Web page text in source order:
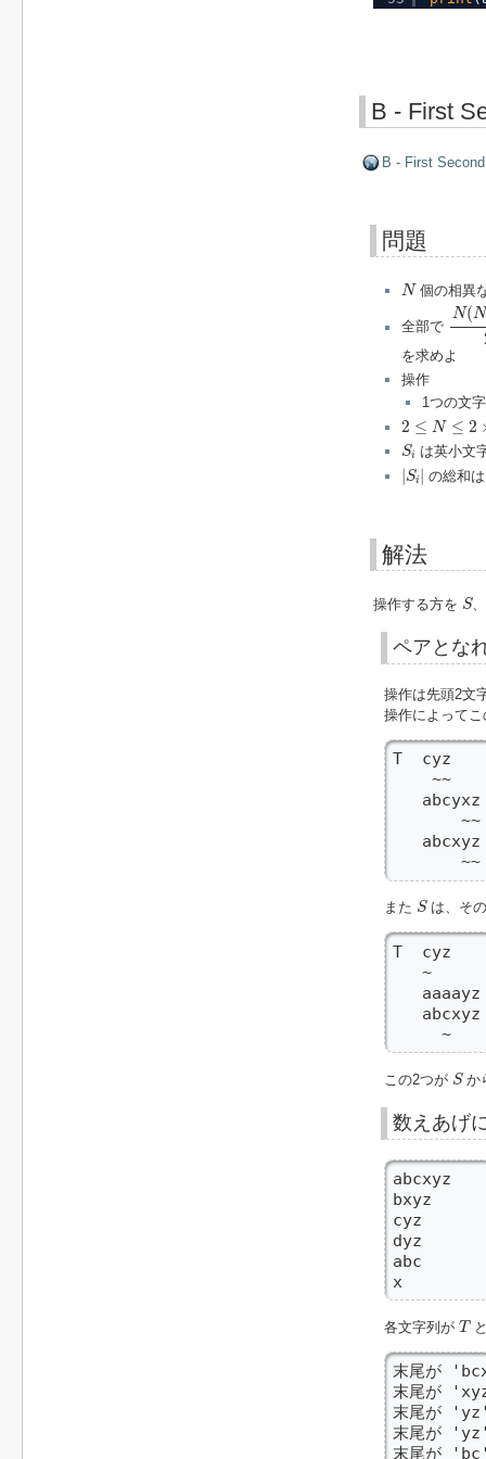
B - First
B - First Second
問題
N
N 個の相異
全部で
N(N
N(N
を求めよ
操作
1つの文
2 ≤ N ≤ 2
2 ≤2 105
Si
Si は英小文
|Si |
| Si | の総和
解法
操作する方を S
S
ペアとな
操作は先頭2文
操作によって
T  cyz
    ~~
abcyxz
       ~~
abcxyz
       ~~
また S
Sは、そ
T  cyz
   ~
aaaayz
abcxyz
     ~
この2つが S
Sか
数えあげ
abcxyz
bxyz
cyz
dyz
abc
x
各文字列が T
T
末尾が
末尾が
末尾が
末尾が
末尾が